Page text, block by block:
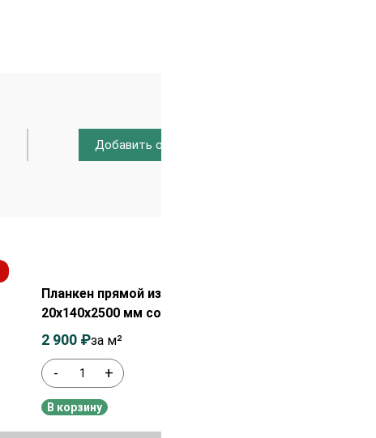
Добавить отзыв
Планкен прямой из лиственницы
20х140х2500 мм сорт Экстра
- +
2 900 ₽за м²
В корзину